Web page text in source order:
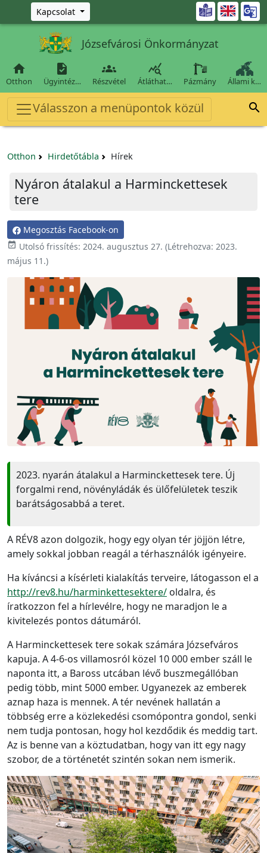
Ugrás a fő tartalomra
Kapcsolat 
Józsefvárosi Önkormányzat

Otthon

Ügyintéz…

Részvétel

Átláthat… Pázmány Állami k…
Válasszon a menüpontok közül 
Otthon Hirdetőtábla Hírek
Nyáron átalakul a Harminckettesek
tere
Megosztás Facebook-on
 Utolsó frissítés: 2024. augusztus 27. (Létrehozva: 2023.
május 11.)
2023. nyarán átalakul a Harminckettesek tere. Új
forgalmi rend, növényládák és ülőfelületek teszik
barátságosabbá a teret.
A RÉV8 azon dolgozik, hogy egy olyan tér jöjjön létre,
amely sokkal jobban reagál a térhasználók igényeire.
Ha kíváncsi a kísérleti kialakítás terveire, látogasson el a
http://rev8.hu/harminkettesektere/ oldalra, és
íratkozzon fel a hírlevélre, hogy ne maradjon le a
kivitelezés pontos dátumáról.
A Harminckettesek tere sokak számára Józsefváros
kapuja. A 4-6-os villamosról közel 10 000 ember száll le
naponta itt, a Baross utcában lévő buszmegállóban
pedig több, mint 5000 ember. Ugyanezek az emberek
aznap haza is mennek. A tér nevének hallatán a
többség erre a közlekedési csomópontra gondol, senki
nem tudja pontosan, hogy hol kezdődik és meddig tart.
Az is benne van a köztudatban, hogy van itt egy nagy
szobor, de a történetét szintén sokan nem ismerik.